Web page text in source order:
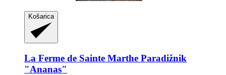
Košarica
La Ferme de Sainte Marthe Paradižnik
"Ananas"